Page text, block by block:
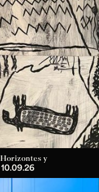
Horizontes y
10.09.26